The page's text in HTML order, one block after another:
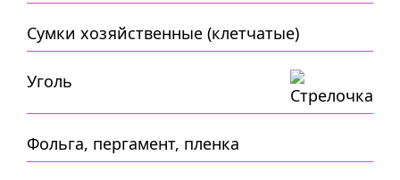
Сумки хозяйственные (клетчатые)
Уголь
Фольга, пергамент, пленка